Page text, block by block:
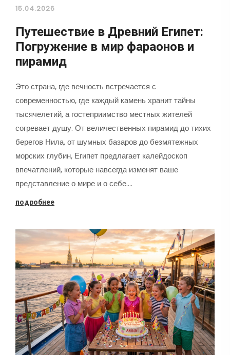
15.04.2026
Путешествие в Древний Египет:
Погружение в мир фараонов и
пирамид
Это страна, где вечность встречается с
современностью, где каждый камень хранит тайны
тысячелетий, а гостеприимство местных жителей
согревает душу. От величественных пирамид до тихих
берегов Нила, от шумных базаров до безмятежных
морских глубин, Египет предлагает калейдоскоп
впечатлений, которые навсегда изменят ваше
представление о мире и о себе.…
подробнее